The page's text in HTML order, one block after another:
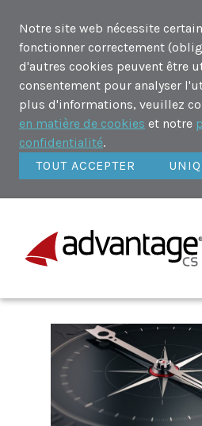
Notre site web nécessite
fonctionner correctement
d'autres cookies peuvent être
consentement pour analyser
plus d'informations, veuillez
en matière de cookies et notre
confidentialité.
TOUT ACCEPTER